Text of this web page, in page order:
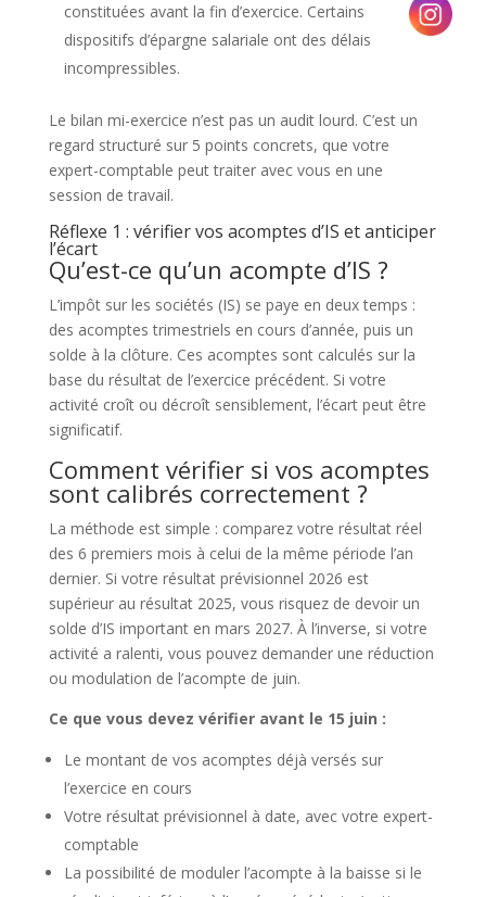
constituées avant la fin d’exercice. Certains
dispositifs d’épargne salariale ont des délais
incompressibles.
Le bilan mi-exercice n’est pas un audit lourd. C’est un
regard structuré sur 5 points concrets, que votre
expert-comptable peut traiter avec vous en une
session de travail.
Réflexe 1 : vérifier vos acomptes d’IS et anticiper
l’écart
Qu’est-ce qu’un acompte d’IS ?
L’impôt sur les sociétés (IS) se paye en deux temps :
des acomptes trimestriels en cours d’année, puis un
solde à la clôture. Ces acomptes sont calculés sur la
base du résultat de l’exercice précédent. Si votre
activité croît ou décroît sensiblement, l’écart peut être
significatif.
Comment vérifier si vos acomptes
sont calibrés correctement ?
La méthode est simple : comparez votre résultat réel
des 6 premiers mois à celui de la même période l’an
dernier. Si votre résultat prévisionnel 2026 est
supérieur au résultat 2025, vous risquez de devoir un
solde d’IS important en mars 2027. À l’inverse, si votre
activité a ralenti, vous pouvez demander une réduction
ou modulation de l’acompte de juin.
Ce que vous devez vérifier avant le 15 juin :
Le montant de vos acomptes déjà versés sur
l’exercice en cours
Votre résultat prévisionnel à date, avec votre expert-
comptable
La possibilité de moduler l’acompte à la baisse si le